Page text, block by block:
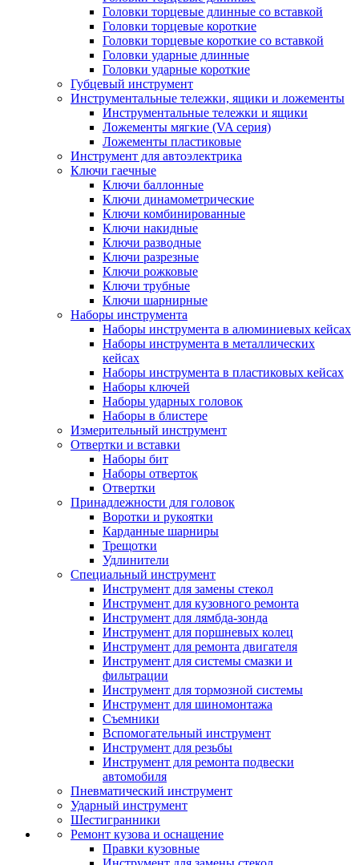
Головки торцевые длинные со вставкой
Головки торцевые короткие
Головки торцевые короткие со вставкой
Головки ударные длинные
Головки ударные короткие
Губцевый инструмент
Инструментальные тележки, ящики и ложементы
Инструментальные тележки и ящики
Ложементы мягкие (VA серия)
Ложементы пластиковые
Инструмент для автоэлектрика
Ключи гаечные
Ключи баллонные
Ключи динамометрические
Ключи комбинированные
Ключи накидные
Ключи разводные
Ключи разрезные
Ключи рожковые
Ключи трубные
Ключи шарнирные
Наборы инструмента
Наборы инструмента в алюминиевых кейсах
Наборы инструмента в металлических
кейсах
Наборы инструмента в пластиковых кейсах
Наборы ключей
Наборы ударных головок
Наборы в блистере
Измерительный инструмент
Отвертки и вставки
Наборы бит
Наборы отверток
Отвертки
Принадлежности для головок
Воротки и рукоятки
Карданные шарниры
Трещотки
Удлинители
Специальный инструмент
Инструмент для замены стекол
Инструмент для кузовного ремонта
Инструмент для лямбда-зонда
Инструмент для поршневых колец
Инструмент для ремонта двигателя
Инструмент для системы смазки и
фильтрации
Инструмент для тормозной системы
Инструмент для шиномонтажа
Съемники
Вспомогательный инструмент
Инструмент для резьбы
Инструмент для ремонта подвески
автомобиля
Пневматический инструмент
Ударный инструмент
Шестигранники
Ремонт кузова и оснащение
Правки кузовные